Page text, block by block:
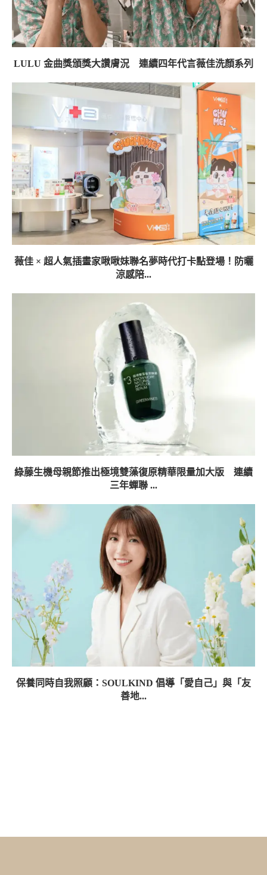
LULU 金曲獎頒獎大讚膚況 連續四年代言薇佳洗顏系列
薇佳 × 超人氣插畫家啾啾妹聯名夢時代打卡點登場！防曬
涼感陪...
綠藤生機母親節推出極境雙藻復原精華限量加大版 連續
三年蟬聯 ...
保養同時自我照顧：SOULKIND 倡導「愛自己」與「友
善地...